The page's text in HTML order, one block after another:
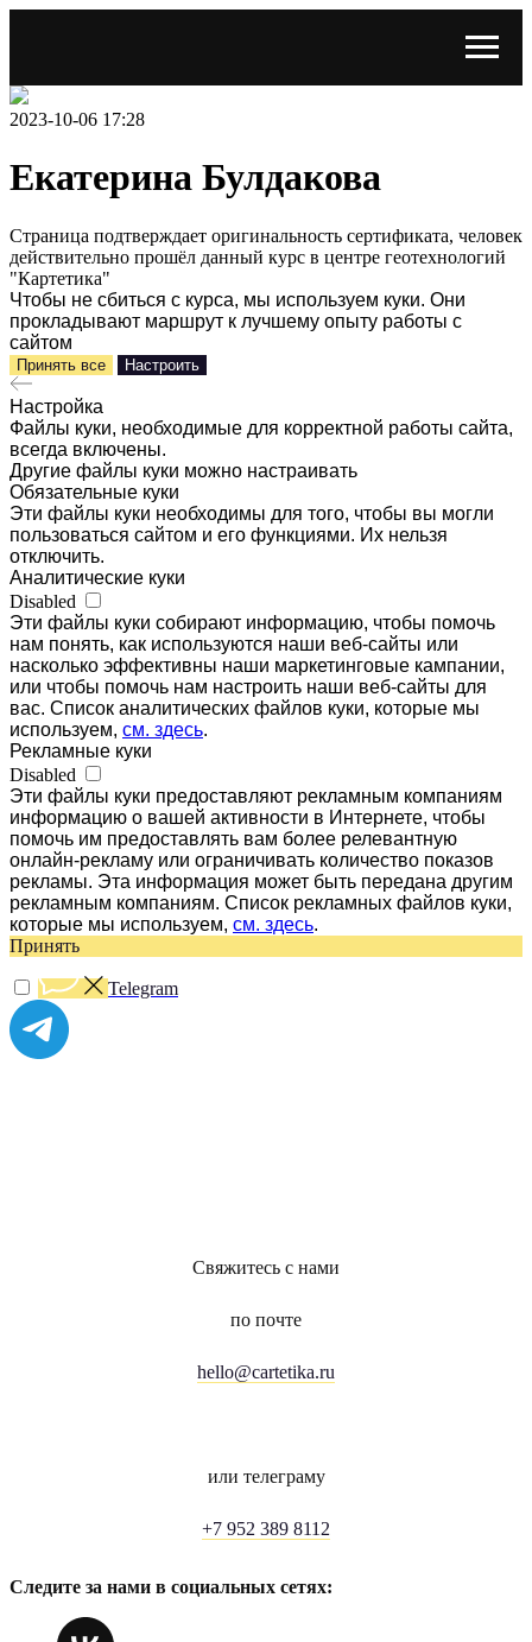
2023-10-06 17:28
Екатерина Булдакова
Страница подтверждает оригинальность сертификата, человек
действительно прошёл данный курс в центре геотехнологий
"Картетика"
Чтобы не сбиться с курса, мы используем куки. Они
прокладывают маршрут к лучшему опыту работы с
сайтом
Принять все Настроить
Настройка
Файлы куки, необходимые для корректной работы сайта,
всегда включены.
Другие файлы куки можно настраивать
Обязательные куки
Эти файлы куки необходимы для того, чтобы вы могли
пользоваться сайтом и его функциями. Их нельзя
отключить.
Аналитические куки
Disabled
Эти файлы куки собирают информацию, чтобы помочь
нам понять, как используются наши веб-сайты или
насколько эффективны наши маркетинговые кампании,
или чтобы помочь нам настроить наши веб-сайты для
вас. Список аналитических файлов куки, которые мы
используем, см. здесь.
Рекламные куки
Disabled
Эти файлы куки предоставляют рекламным компаниям
информацию о вашей активности в Интернете, чтобы
помочь им предоставлять вам более релевантную
онлайн-рекламу или ограничивать количество показов
рекламы. Эта информация может быть передана другим
рекламным компаниям. Список рекламных файлов куки,
которые мы используем, см. здесь.
Принять
Telegram
Свяжитесь с нами
по почте
hello@cartetika.ru
или телеграму
+7 952 389 8112
Следите за нами в социальных сетях: